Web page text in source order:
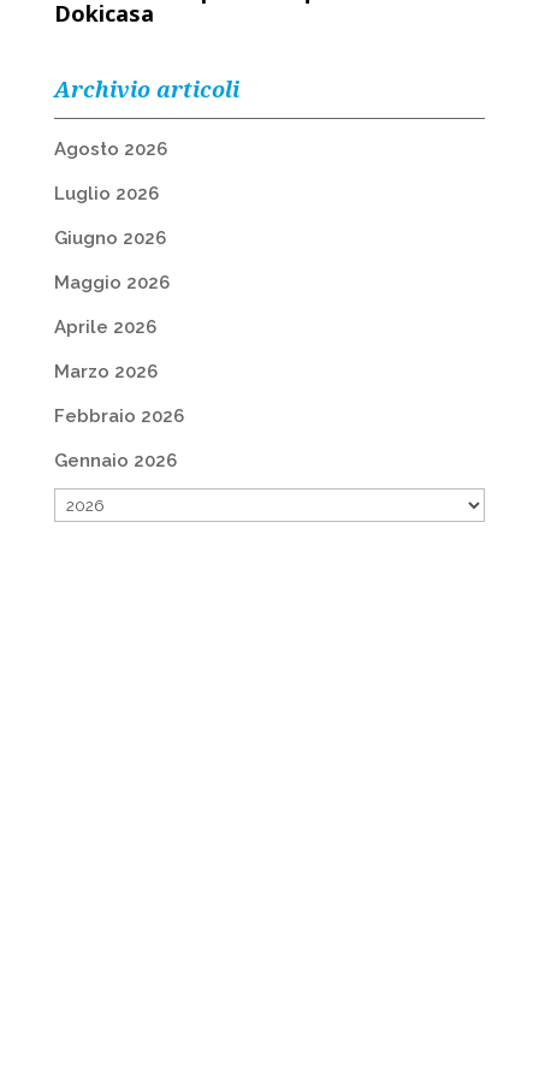
Dokicasa
Archivio articoli
Agosto 2026
Luglio 2026
Giugno 2026
Maggio 2026
Aprile 2026
Marzo 2026
Febbraio 2026
Gennaio 2026